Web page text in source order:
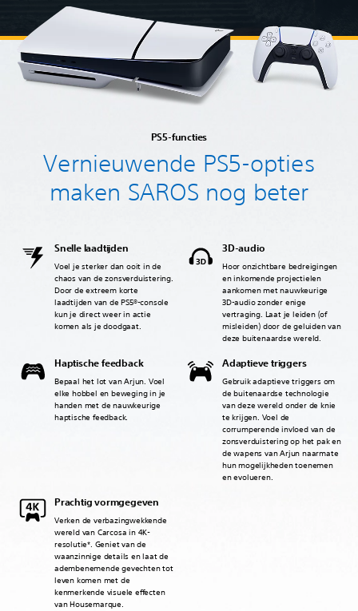
PS5-functies
Vernieuwende PS5-opties
maken SAROS nog beter
Snelle laadtijden
Voel je sterker dan ooit in de
chaos van de zonsverduistering.
Door de extreem korte
laadtijden van de PS5®-console
kun je direct weer in actie
komen als je doodgaat.
‎3D-audio
Hoor onzichtbare bedreigingen
en inkomende projectielen
aankomen met nauwkeurige
3D-audio zonder enige
vertraging. Laat je leiden (of
misleiden) door de geluiden van
deze buitenaardse wereld.
Haptische feedback
Bepaal het lot van Arjun. Voel
elke hobbel en beweging in je
handen met de nauwkeurige
haptische feedback.
Adaptieve triggers
Gebruik adaptieve triggers om
de buitenaardse technologie
van deze wereld onder de knie
te krijgen. Voel de
corrumperende invloed van de
zonsverduistering op het pak en
de wapens van Arjun naarmate
hun mogelijkheden toenemen
en evolueren.‎
Prachtig vormgegeven
Verken de verbazingwekkende
wereld van Carcosa in 4K-
resolutie*. Geniet van de
waanzinnige details en laat de
adembenemende gevechten tot
leven komen met de
kenmerkende visuele effecten
van Housemarque.